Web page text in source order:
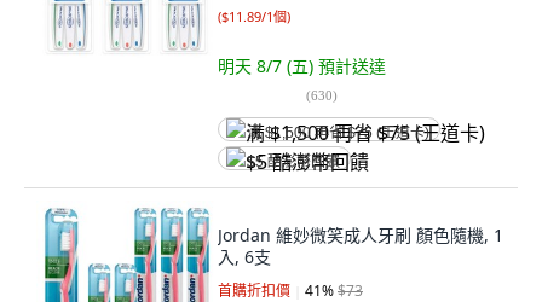
($11.89/1個)
明天 8/7 (五) 預計送達
(630)
满 $1,500 再省 $75 (王道卡)
$5 酷澎幣回饋
Jordan 維妙微笑成人牙刷 顏色隨機, 1
入, 6支
首購折扣價 41%$73